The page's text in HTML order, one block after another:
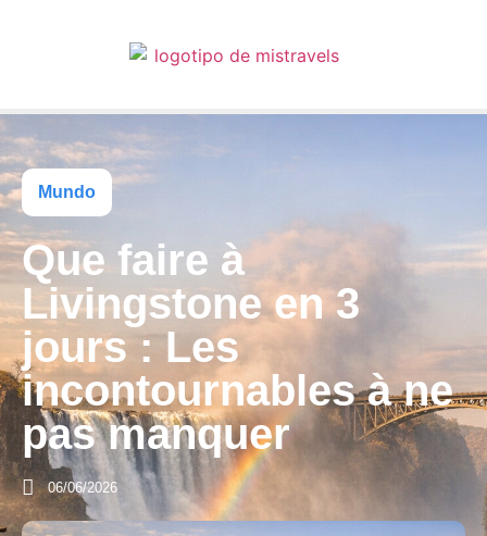
Mundo
Que faire à
Livingstone en 3
jours : Les
incontournables à ne
pas manquer
06/06/2026